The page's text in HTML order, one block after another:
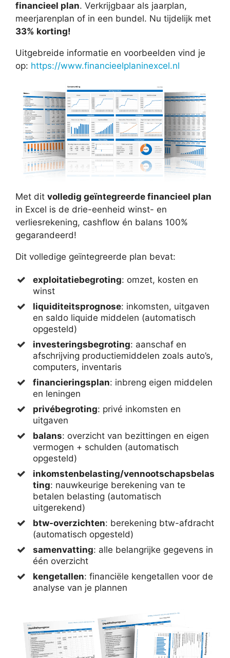
financieel plan. Verkrijgbaar als jaarplan,
meerjarenplan of in een bundel. Nu tijdelijk met
33% korting!
Uitgebreide informatie en voorbeelden vind je
op: https://www.financieelplaninexcel.nl
Met dit volledig geïntegreerde financieel plan
in Excel is de drie-eenheid winst- en
verliesrekening, cashflow én balans 100%
gegarandeerd!
Dit volledige geïntegreerde plan bevat:
exploitatiebegroting: omzet, kosten en
winst
liquiditeitsprognose: inkomsten, uitgaven
en saldo liquide middelen (automatisch
opgesteld)
investeringsbegroting: aanschaf en
afschrijving productiemiddelen zoals auto’s,
computers, inventaris
financieringsplan: inbreng eigen middelen
en leningen
privébegroting: privé inkomsten en
uitgaven
balans: overzicht van bezittingen en eigen
vermogen + schulden (automatisch
opgesteld)
inkomstenbelasting/vennootschapsbelas
ting: nauwkeurige berekening van te
betalen belasting (automatisch
uitgerekend)
btw-overzichten: berekening btw-afdracht
(automatisch opgesteld)
samenvatting: alle belangrijke gegevens in
één overzicht
kengetallen: financiële kengetallen voor de
analyse van je plannen